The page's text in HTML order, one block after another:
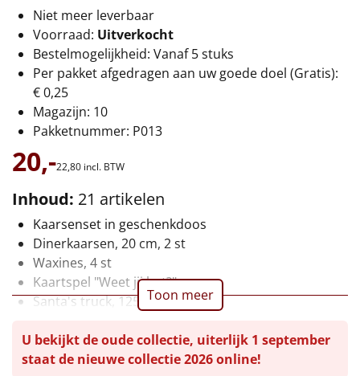
Alle kerstpakketten 2026
Thema
Origineel
Rituals
Luxe
Mannen
Vrouwen
Duurzaam
Goedkope
Niet meer leverbaar
Voorraad: Uitverkocht
Bestelmogelijkheid: Vanaf 5 stuks
Per pakket afgedragen aan uw goede doel (Gratis):
€ 0,25
Magazijn: 10
Pakketnummer: P013
20,-22,80 incl. BTW
Inhoud: 21 artikelen
Kaarsenset in geschenkdoos
Dinerkaarsen, 20 cm, 2 st
Waxines, 4 st
Kaartspel "Weet jij het?"
Santa's truck, 125 gr
Hot chocomix
Chocolade kerstballen
Toon meer
U bekijkt de oude collectie, uiterlijk 1 september
staat de nieuwe collectie 2026 online!